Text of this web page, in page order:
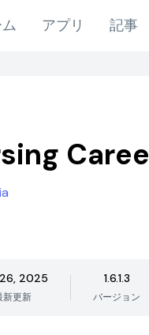
アプリ 記事
2025
新更新
1.6.1.3
バージョン